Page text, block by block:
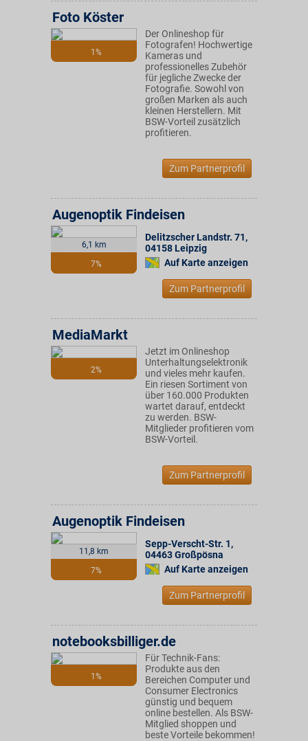
1%
Foto Köster
Der Onlineshop für
Fotografen! Hochwertige
Kameras und
professionelles Zubehör
für jegliche Zwecke der
Fotografie. Sowohl von
großen Marken als auch
kleinen Herstellern. Mit
BSW-Vorteil zusätzlich
profitieren.
Zum Partnerprofil
6,1 km
7%
Augenoptik Findeisen
Delitzscher Landstr. 71,
04158 Leipzig
Auf Karte anzeigen
Zum Partnerprofil
2%
MediaMarkt
Jetzt im Onlineshop
Unterhaltungselektronik
und vieles mehr kaufen.
Ein riesen Sortiment von
über 160.000 Produkten
wartet darauf, entdeckt
zu werden. BSW-
Mitglieder profitieren vom
BSW-Vorteil.
Zum Partnerprofil
11,8 km
7%
Augenoptik Findeisen
Sepp-Verscht-Str. 1,
04463Großpösna
Auf Karte anzeigen
Zum Partnerprofil
1%
notebooksbilliger.de
Für Technik-Fans:
Produkte aus den
Bereichen Computer und
Consumer Electronics
günstig und bequem
online bestellen. Als BSW-
Mitglied shoppen und
beste Vorteile bekommen!